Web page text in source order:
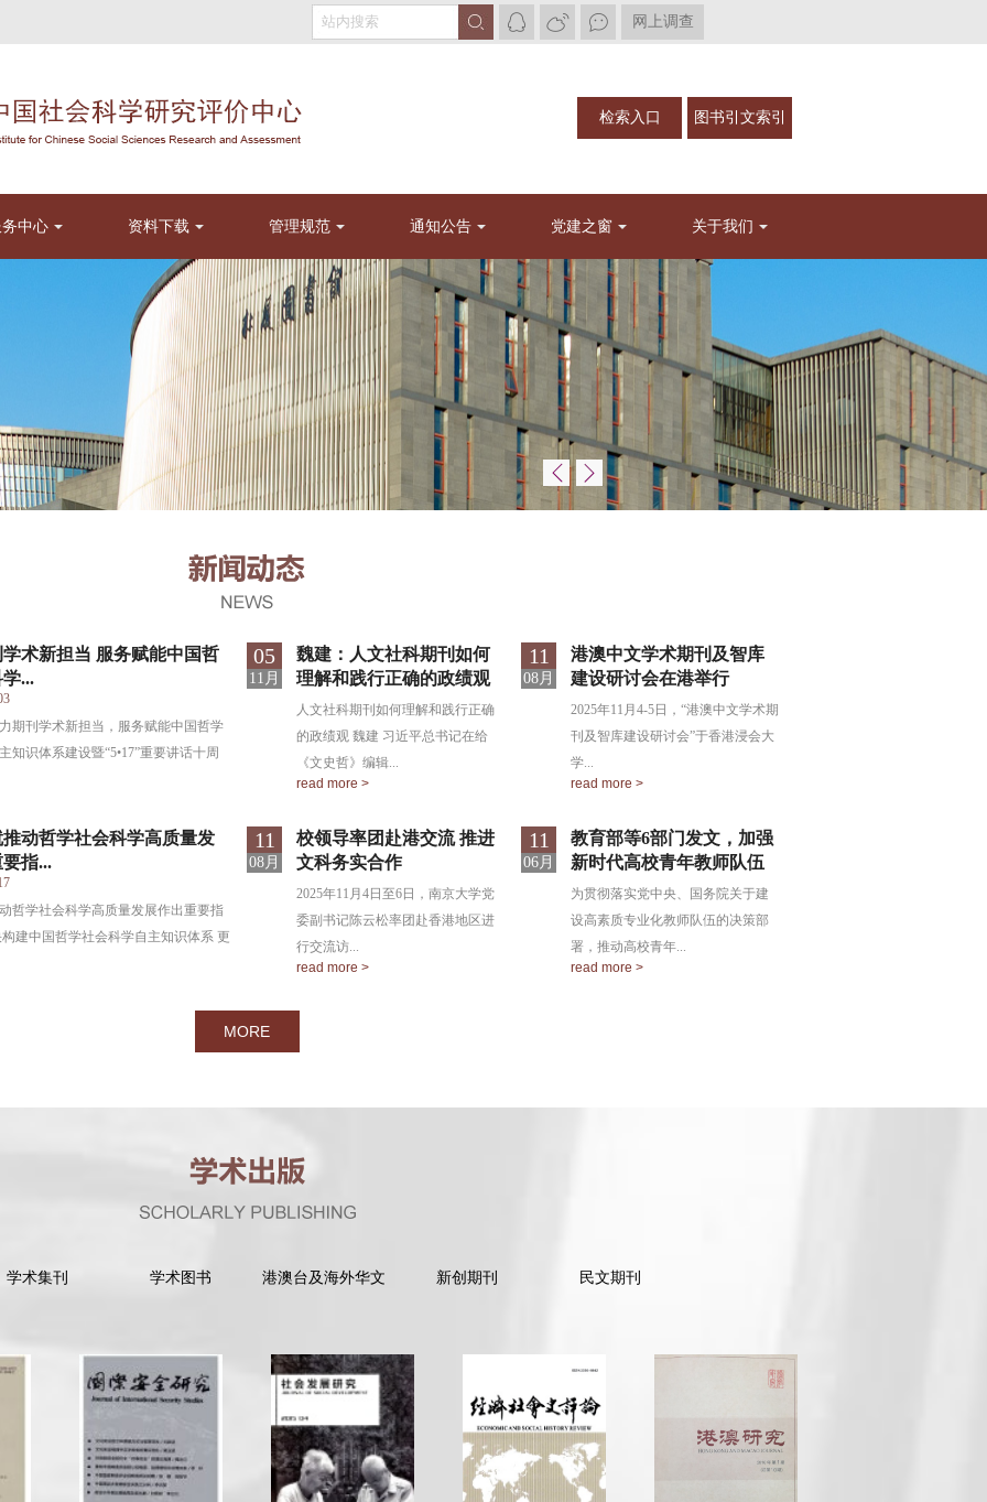
网上调查
图书引文索引
检索入口
中心 资料下载 管理规范 通知公告 党建之窗 关于我们
术新担当 服务赋能中国哲
...
期刊学术新担当，服务赋能中国哲学
知识体系建设暨“5•17”重要讲话十周
动哲学社会科学高质量发
指...
哲学社会科学高质量发展作出重要指
建中国哲学社会科学自主知识体系 更
05
11月
魏建：人文社科期刊如何
理解和践行正确的政绩观
人文社科期刊如何理解和践行正确
的政绩观 魏建 习近平总书记在给
《文史哲》编辑...
read more >
11
08月
港澳中文学术期刊及智库
建设研讨会在港举行
2025年11月4-5日，“港澳中文学术期
刊及智库建设研讨会”于香港浸会大
学...
read more >
11
08月
校领导率团赴港交流 推进
文科务实合作
2025年11月4日至6日，南京大学党
委副书记陈云松率团赴香港地区进
行交流访...
read more >
11
06月
教育部等6部门发文，加强
新时代高校青年教师队伍
建设
为贯彻落实党中央、国务院关于建
设高素质专业化教师队伍的决策部
署，推动高校青年...
read more >
MORE
学术集刊 学术图书 港澳台及海外华文 新创期刊 民文期刊